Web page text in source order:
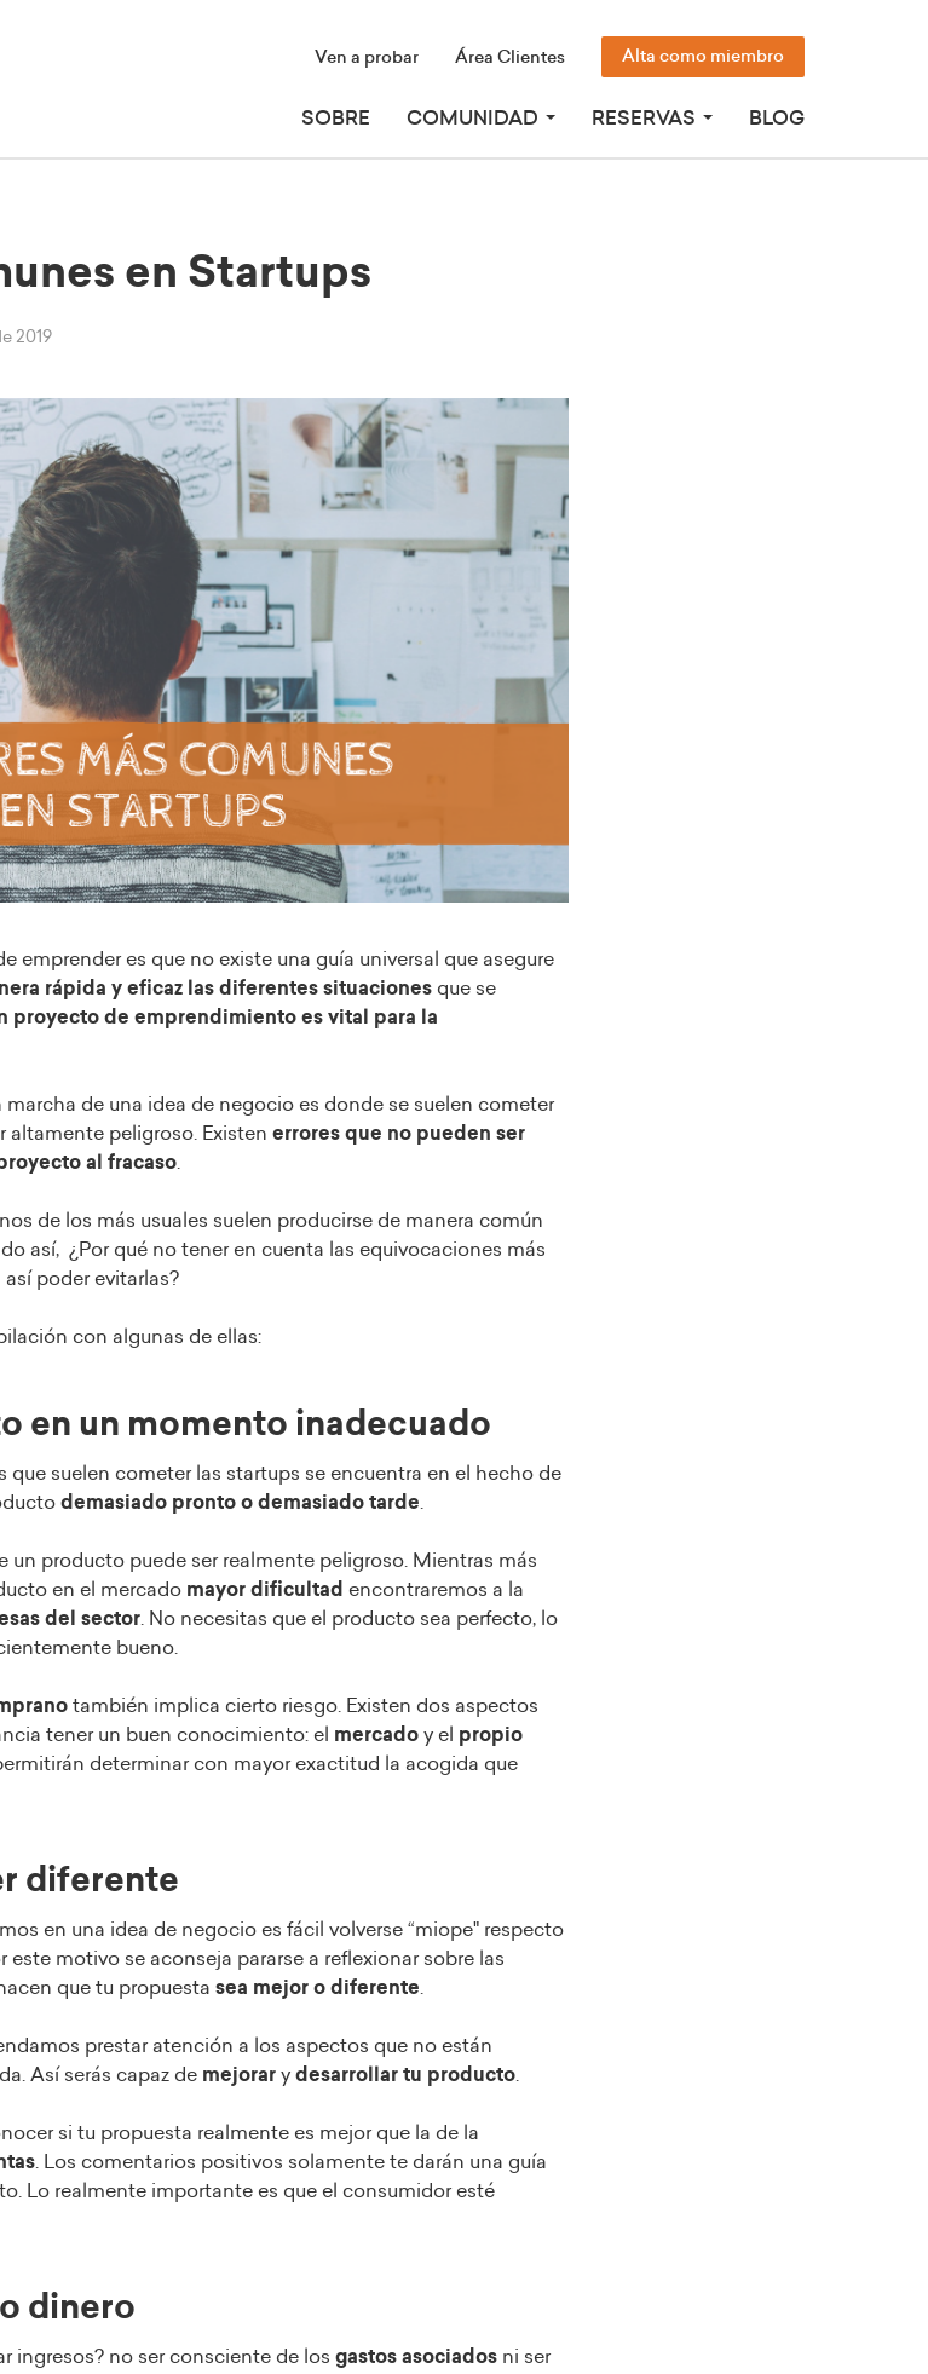
SOBRE COMUNIDAD RESERVAS BLOG
Ven a probar Área Clientes Alta como miembro
en Startups
2019
emprender es que no existe una guía universal que asegure
rápida y eficaz las diferentes situaciones que se
proyecto de emprendimiento es vital para la
marcha de una idea de negocio es donde se suelen cometer
altamente peligroso. Existen errores que no pueden ser
al fracaso
de los más usuales suelen producirse de manera común
así, ¿Por qué no tener en cuenta las equivocaciones más
poder evitarlas?
con algunas de ellas:
en un momento inadecuado
que suelen cometer las startups se encuentra en el hecho de
demasiado pronto o demasiado tarde
un producto puede ser realmente peligroso. Mientras más
en el mercado mayor dificultad encontraremos a la
del sector . No necesitas que el producto sea perfecto, lo
bueno.
también implica cierto riesgo. Existen dos aspectos
tener un buen conocimiento: el mercado y el propio
determinar con mayor exactitud la acogida que
diferente
en una idea de negocio es fácil volverse “miope" respecto
este motivo se aconseja pararse a reflexionar sobre las
que tu propuesta sea mejor o diferente
prestar atención a los aspectos que no están
Así serás capaz de mejorar y desarrollar tu producto
si tu propuesta realmente es mejor que la de la
. Los comentarios positivos solamente te darán una guía
Lo realmente importante es que el consumidor esté
dinero
ingresos? no ser consciente de los gastos asociados ni ser